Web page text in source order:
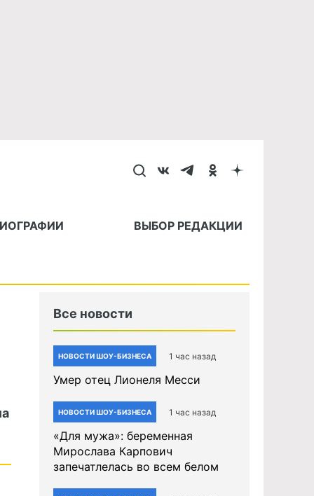
ВЫБОР РЕДАКЦИИ
Все новости
НОВОСТИ ШОУ-БИЗНЕСА 1 час назад
Умер отец Лионеля Месси
НОВОСТИ ШОУ-БИЗНЕСА 1 час назад
«Для мужа»: беременная
Мирослава Карпович
запечатлелась во всем белом